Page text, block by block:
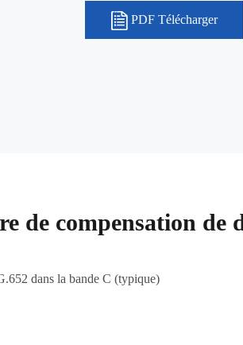
PDF Télécharger
de compensation de
dans la bande C (typique)